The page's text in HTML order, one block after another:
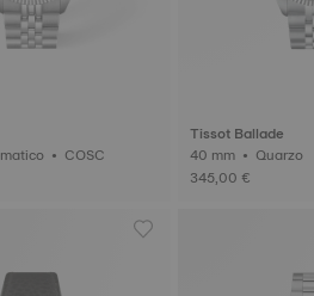
39 mm • Automatico • COSC
Tissot Ballade
40 mm • Quarzo
345,00 €